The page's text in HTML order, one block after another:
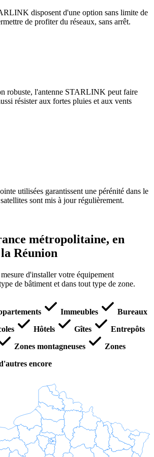
disposent d'une option sans limite de
de profiter du réseaux, sans arrêt.
robuste, l'antenne STARLINK peut faire
résister aux fortes pluies et aux vents
utilisées garantissent une pérénité dans le
sont mis à jour régulièrement.
métropolitaine, en
Réunion
d'installer votre équipement
de bâtiment et dans tout type de zone.
Immeubles
Bureaux
Hôtels Gîtes
Entrepôts
Zones montagneuses
Zones
encore